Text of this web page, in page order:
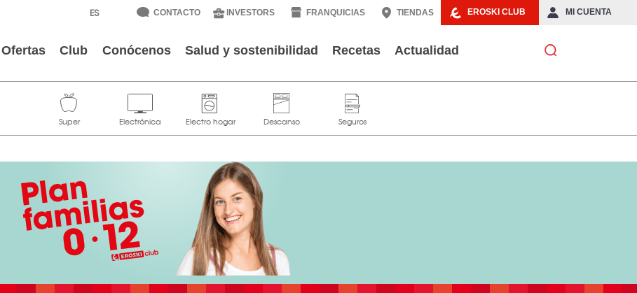
EROSKI CLUB MI CUENTA
CONTACTO INVESTORS FRANQUICIAS TIENDAS
Ofertas Club Conócenos Salud y sostenibilidad Recetas Actualidad